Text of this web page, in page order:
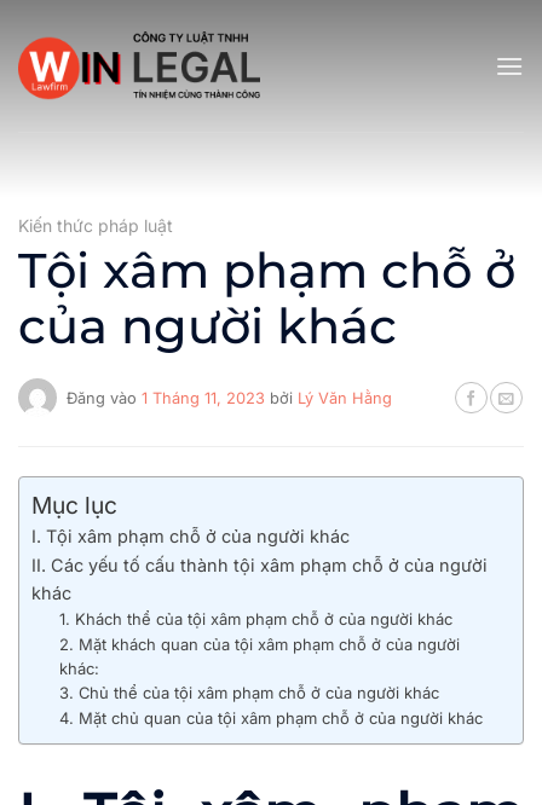
qua
nội
dung
Kiến thức pháp luật
Tội xâm phạm chỗ ở
của người khác
Đăng vào 1 Tháng 11, 2023 bởi Lý Văn Hằng
Mục lục
I. Tội xâm phạm chỗ ở của người khác
II. Các yếu tố cấu thành tội xâm phạm chỗ ở của người
khác
1. Khách thể của tội xâm phạm chỗ ở của người khác
2. Mặt khách quan của tội xâm phạm chỗ ở của người
khác:
3. Chủ thể của tội xâm phạm chỗ ở của người khác
4. Mặt chủ quan của tội xâm phạm chỗ ở của người khác